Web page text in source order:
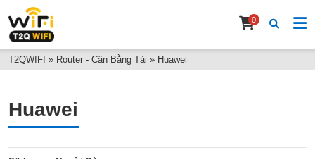
0
T2QWIFI » Router - Cân Bằng Tải » Huawei
Huawei